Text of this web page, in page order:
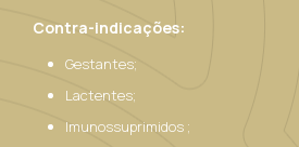
Contra-indicações:
Gestantes;
Lactentes;
Imunossuprimidos ;